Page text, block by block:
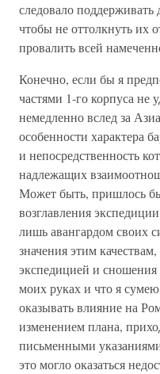
следовало
чтобы не оттолкнуть их
провалить всей
Конечно, если бы я
частями 1-го корпуса не
немедленно вслед за
особенности характера
и непосредственность
надлежащих
Может быть, пришлось
возглавления
лишь авангардом своих
значения этим
экспедицией и сношения
моих руках и что я
оказывать влияние на
изменением плана,
письменными
это могло оказаться